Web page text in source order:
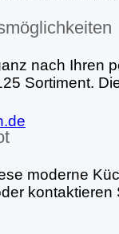
nach Ihren
Sortiment.
moderne
kontaktieren